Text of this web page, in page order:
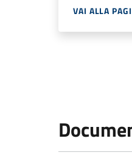
VAI ALLA